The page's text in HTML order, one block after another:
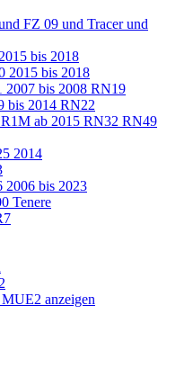
FZ 09 und Tracer und
bis 2018
2015 bis 2018
2007 bis 2008 RN19
bis 2014 RN22
ab 2015 RN32 RN49
2014
2006 bis 2023
Tenere
anzeigen